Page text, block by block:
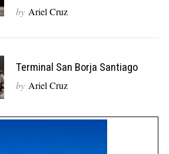
by Ariel Cruz
Terminal San Borja Santiago
by Ariel Cruz